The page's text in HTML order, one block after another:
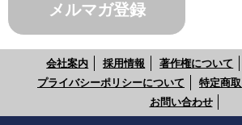
メルマガ登録
会社案内 採用情報 著作権について
プライバシーポリシーについて
特定商
お問い合わせ